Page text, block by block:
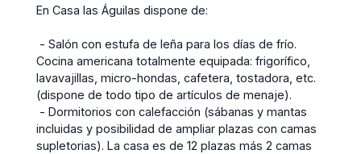
En Casa las Águilas dispone de:
- Salón con estufa de leña para los días de frío.
Cocina americana totalmente equipada: frigorífico,
lavavajillas, micro-hondas, cafetera, tostadora, etc.
(dispone de todo tipo de artículos de menaje).
- Dormitorios con calefacción (sábanas y mantas
incluidas y posibilidad de ampliar plazas con camas
supletorias). La casa es de 12 plazas más 2 camas